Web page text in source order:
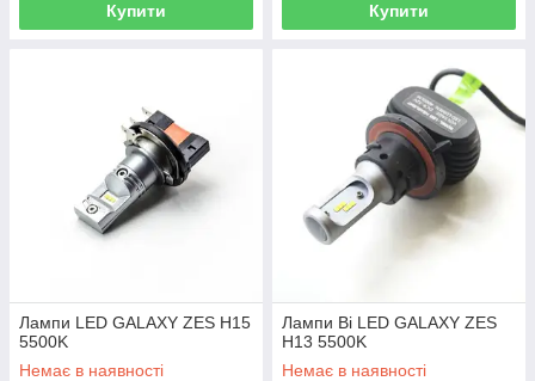
Купити Купити
Лампи LED GALAXY ZES H15
5500K
Немає в наявності
Лампи Bі LED GALAXY ZES
H13 5500K
Немає в наявності